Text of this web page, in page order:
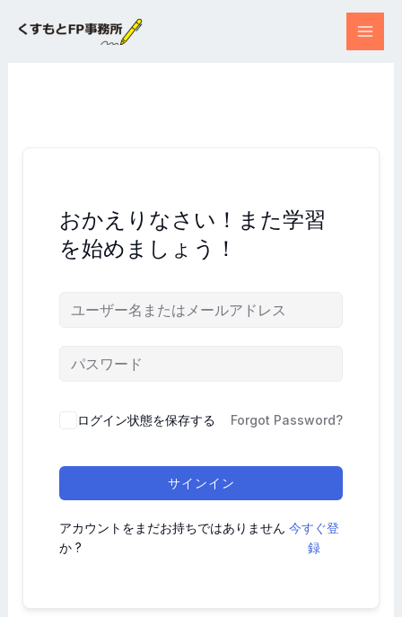
おかえりなさい！また学習
を始めましょう！
ログイン状態を保存する Forgot Password?
サインイン
アカウントをまだお持ちではありません
か ?
今すぐ登
録